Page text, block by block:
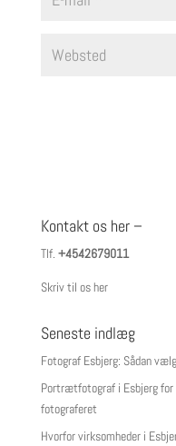
Kontakt os her –
Tlf. +4542679011
Skriv til os her
Seneste indlæg
Fotograf Esbjerg: Sådan
Portrætfotograf i Esbjerg for
fotograferet
Hvorfor virksomheder i